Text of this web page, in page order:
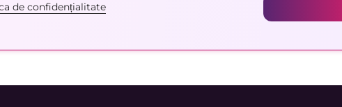
de confidențialitate